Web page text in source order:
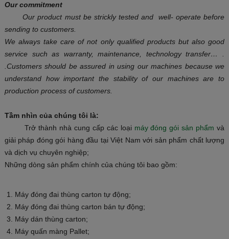
Our commitment
Our product must be strickly tested and well- operate before
sending to customers.
We always take care of not only qualifiedproducts but alsogood
servicesuch as warranty, maintenance, technology transfer…
.
.Customersshould beassured in using ourmachines because we
understand how important the stability of our machinesare to
production process of customers.
Tầm nhìn của chúng tôi là:
Trở thành nhà cung cấp các loại máy đóng gói sản phẩm và
giải pháp đóng gói hàng đầu tại Việt Nam với sản phẩm chất lượng
và dịch vụ chuyên nghiệp;
Những dòng sản phẩm chính của chúng tôi bao gồm:
Máy đóng đai thùng carton tự động;
Máy đóng đai thùng carton bán tự động;
Máy dán thùng carton;
Máy quấn màng Pallet;